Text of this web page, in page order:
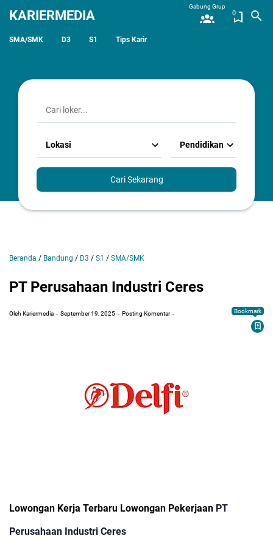
KARIERMEDIA
SMA/SMK D3 S1 Tips Karir
0
Gabung Grup
Lokasi Pendidikan
Cari Sekarang
Beranda / Bandung / D3 / S1 / SMA/SMK
PT Perusahaan Industri Ceres
Oleh Kariermedia September 19, 2025 Posting Komentar Bookmark
Lowongan Kerja Terbaru Lowongan Pekerjaan PT
Perusahaan Industri Ceres